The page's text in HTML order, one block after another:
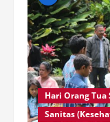
Hari Orang Tua
Sanitas